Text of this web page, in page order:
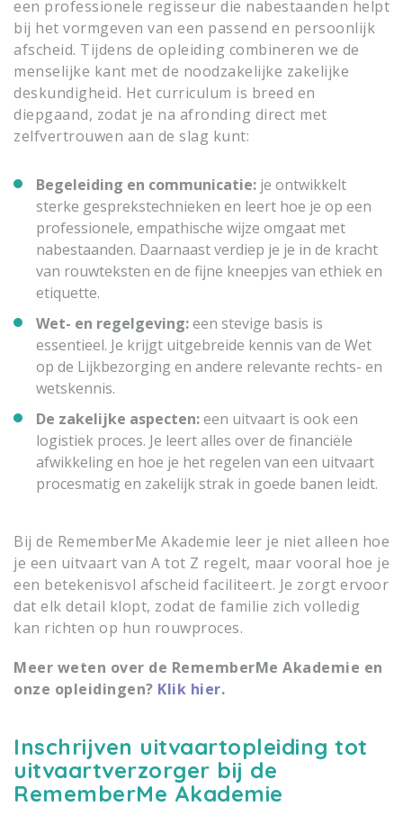
een professionele regisseur die nabestaanden helpt
bij het vormgeven van een passend en persoonlijk
afscheid. Tijdens de opleiding combineren we de
menselijke kant met de noodzakelijke zakelijke
deskundigheid. Het curriculum is breed en
diepgaand, zodat je na afronding direct met
zelfvertrouwen aan de slag kunt:
Begeleiding en communicatie: je ontwikkelt
sterke gesprekstechnieken en leert hoe je op een
professionele, empathische wijze omgaat met
nabestaanden. Daarnaast verdiep je je in de kracht
van rouwteksten en de fijne kneepjes van ethiek en
etiquette.
Wet- en regelgeving:een stevige basis is
essentieel. Je krijgt uitgebreide kennis van de Wet
op de Lijkbezorging en andere relevante rechts- en
wetskennis.
De zakelijke aspecten:een uitvaart is ook een
logistiek proces. Je leert alles over de financiële
afwikkeling en hoe je het regelen van een uitvaart
procesmatig en zakelijk strak in goede banen leidt.
Bij de RememberMe Akademie leer je niet alleen hoe
je een uitvaart van A tot Z regelt, maar vooral hoe je
een betekenisvol afscheid faciliteert. Je zorgt ervoor
dat elk detail klopt, zodat de familie zich volledig
kan richten op hun rouwproces.
Meer weten over de RememberMe Akademie en
onze opleidingen? Klik hier.
Inschrijven uitvaartopleiding tot
uitvaartverzorger bij de
RememberMe Akademie